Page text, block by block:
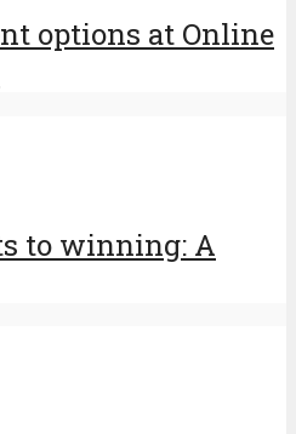
options at Online
to winning: A